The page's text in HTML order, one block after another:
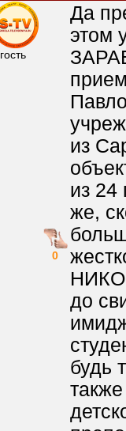
гость
0
Да
этом
из
из 24
же,
до
будь